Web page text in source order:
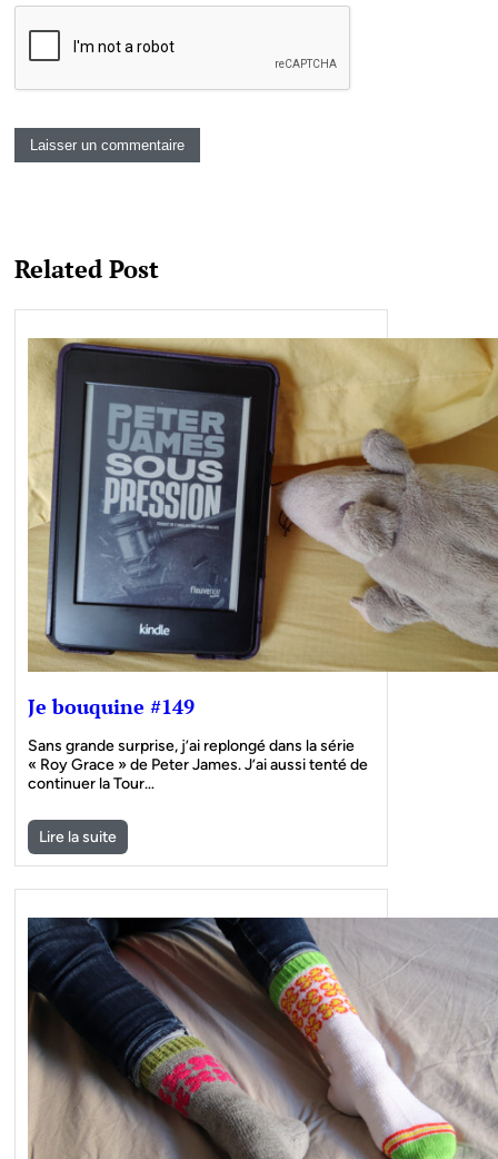
Related Post
Je bouquine #149
Sans grande surprise, j’ai replongé dans la série
« Roy Grace » de Peter James. J’ai aussi tenté de
continuer la Tour…
Lire la suite